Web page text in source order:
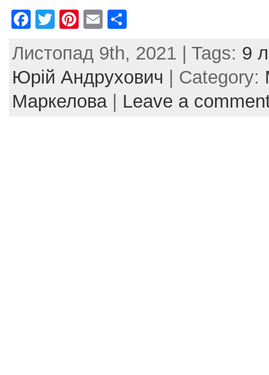
F
c
e
b
o
T
itt
er
Pi
er
e
st
E
ai
l
ar
e
Листопад 9th, 2021 | Tags: 9
Юрій Андрухович | Category:
Маркелова| Leave a